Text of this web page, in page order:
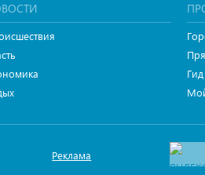
Реклама